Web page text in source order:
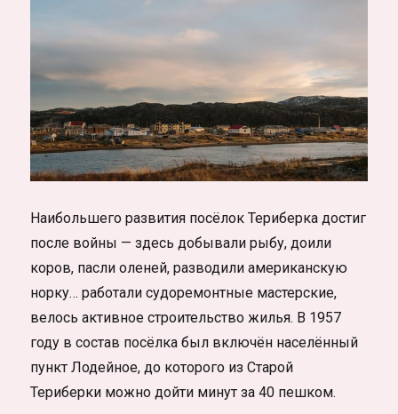
Наибольшего развития посёлок Териберка достиг
после войны — здесь добывали рыбу, доили
коров, пасли оленей, разводили американскую
норку… работали судоремонтные мастерские,
велось активное строительство жилья. В 1957
году в состав посёлка был включён населённый
пункт Лодейное, до которого из Старой
Териберки можно дойти минут за 40 пешком.